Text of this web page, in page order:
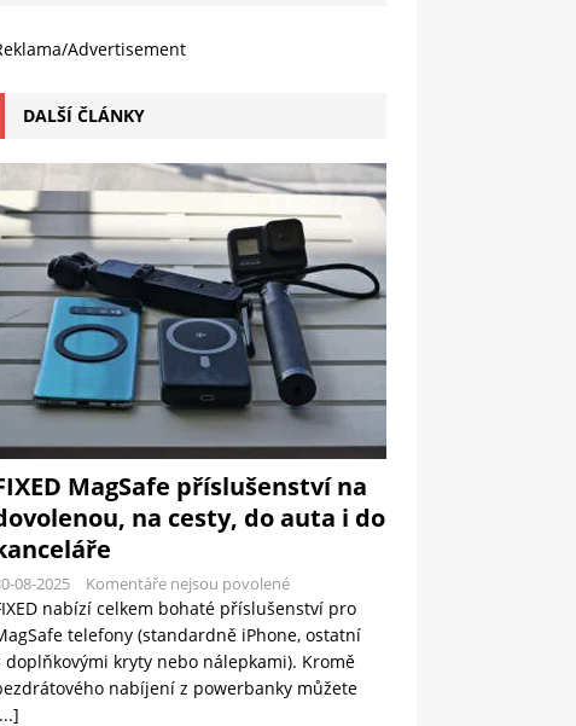
Advertisement
DALŠÍ ČLÁNKY
MagSafe příslušenství na
na cesty, do auta i do
08-2025 Komentáře nejsou povolené
nabízí celkem bohaté příslušenství pro
telefony (standardně iPhone, ostatní
doplňkovými kryty nebo nálepkami). Kromě
nabíjení z powerbanky můžete